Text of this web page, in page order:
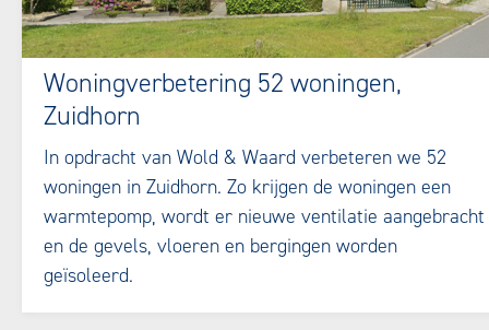
Woningverbetering 52 woningen,
Zuidhorn
In opdracht van Wold & Waard verbeteren we 52
woningen in Zuidhorn. Zo krijgen de woningen een
warmtepomp, wordt er nieuwe ventilatie aangebracht
en de gevels, vloeren en bergingen worden
geïsoleerd.